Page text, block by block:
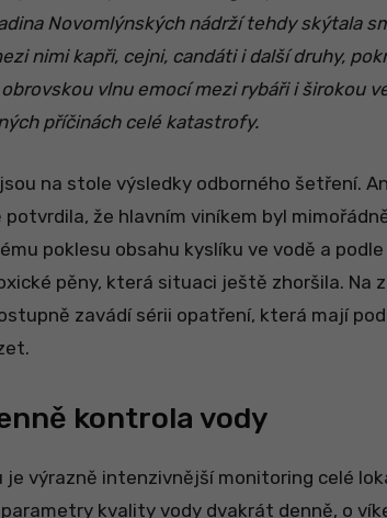
Novomlýnských nádrží tehdy skýtala
nimi kapři, cejni, candáti i další druhy,
vlnu emocí mezi rybáři i širokou
příčinách celé katastrofy.
na stole výsledky odborného šetření.
že hlavním viníkem byl
poklesu obsahu kyslíku ve vodě a
pěny, která situaci ještě zhoršila. Na
zavádí sérii opatření, která mají
kontrola vody
je výrazně intenzivnější monitoring celé
kvality vody dvakrát denně, o